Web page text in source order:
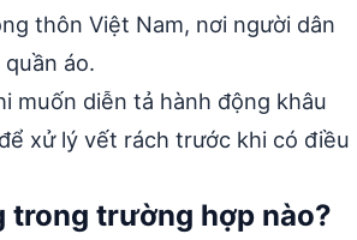
thôn Việt Nam, nơi người dân
áo.
muốn diễn tả hành động khâu
xử lý vết rách trước khi có điều
trong trường hợp nào?